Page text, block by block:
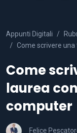
Appunti Digitali
Come scrivere
Come
laurea
computer
Felice